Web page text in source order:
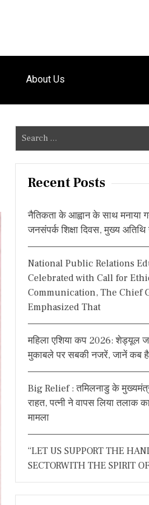
About Us
e
a
Recent Posts
नैतिकता के आह्वान के साथ मनाया
जनसंपर्क शिक्षा दिवस, मुख्य अतिथि
National Public Relations
Celebrated with Call for
Communication, The Chief
Emphasized That
महिला एशिया कप 2026: शेड्यूल
मुकाबले पर सबकी नजरें, जानें कब
Big Relief : तमिलनाडु के
राहत, पत्नी ने वापस लिया तलाक
मामला
“LET US SUPPORT THE
SECTORWITH THE SPIRIT